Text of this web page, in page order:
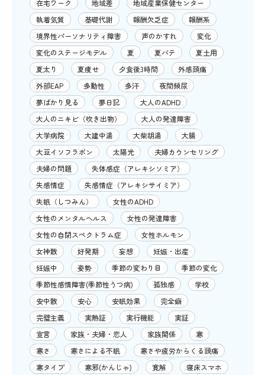
在宅ワーク 地域差
地域産業保健センター
執着気質
基礎代謝 報酬欠乏症
報酬系
境界性パーソナリティ障害
声のかすれ
変化
変化のステージモデル
夏 夏バテ
夏土用
夏太り
夏痩せ 夕食後3時間
外感頭痛
外部EAP
多動性 多汗
夜間頻尿
夢ばかり見る
夢日記
大人のADHD
大人のニキビ（吹き出物）
大人の発達障害
大学病院
大建中湯 大柴胡湯
大腸
大豆イソフラボン
太陽光
夫婦カウンセリング
夫婦の問題
失体感症（アレキシソミア）
失感情症
失感情症（アレキシサイミア）
失眠（しつみん）
女性のADHD
女性のメンタルヘルス
女性の発達障害
女性の自閉スペクトラム症
女性ホルモン
女神散
好発期 妄想
妊娠・出産
妊娠中
姿勢 季節の変わり目
季節の変化
季節性感情障害(季節性うつ病)
孤独感
学校
安中散
安心 安眠効果
完全癖
完璧主義
実熱証 実行機能
実証
宣言
家族・夫婦・恋人 家族関係
寒
寒さ
寒さによる不眠
寒さや疲労からくる頭痛
寒タイプ
寒邪(かんじゃ) 寛解
寝床スマホ